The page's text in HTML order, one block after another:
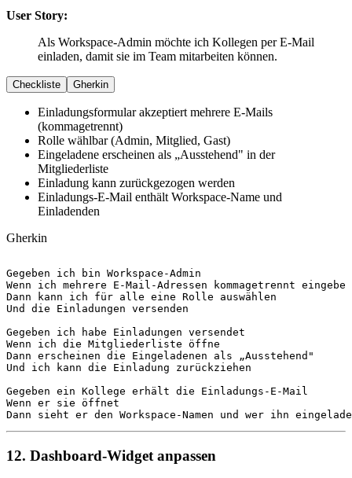
User Story:
Als Workspace-Admin möchte ich Kollegen per E-Mail
einladen, damit sie im Team mitarbeiten können.
Checkliste Gherkin
Einladungsformular akzeptiert mehrere E-Mails
(kommagetrennt)
Rolle wählbar (Admin, Mitglied, Gast)
Eingeladene erscheinen als „Ausstehend" in der
Mitgliederliste
Einladung kann zurückgezogen werden
Einladungs-E-Mail enthält Workspace-Name und
Einladenden
Gherkin
Gegeben
Wenn
Dann
Und
die Einladungen versenden
Gegeben
Wenn
Dann
Und
ich kann die Einladung zurückziehen
Gegeben
Wenn
Dann sieht er den Workspace-Namen und wer ihn
12. Dashboard-Widget anpassen